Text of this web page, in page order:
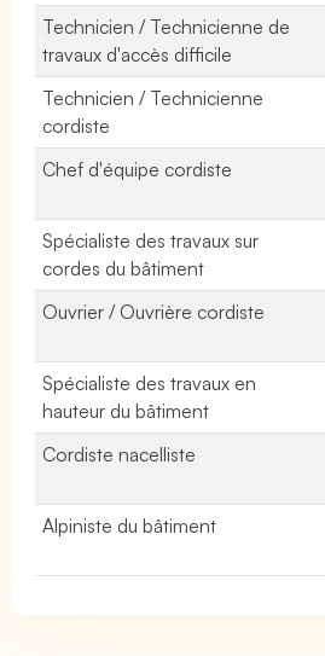
Technicien / Technicienne de
travaux d'accès difficile
Technicien / Technicienne
cordiste
Chef d'équipe cordiste
Spécialiste des travaux sur
cordes du bâtiment
Ouvrier / Ouvrière cordiste
Spécialiste des travaux en
hauteur du bâtiment
Cordiste nacelliste
Alpiniste du bâtiment